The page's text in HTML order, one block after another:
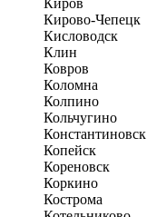
Киров
Кирово-Чепецк
Кисловодск
Клин
Ковров
Коломна
Колпино
Кольчугино
Константиновск
Копейск
Кореновск
Коркино
Кострома